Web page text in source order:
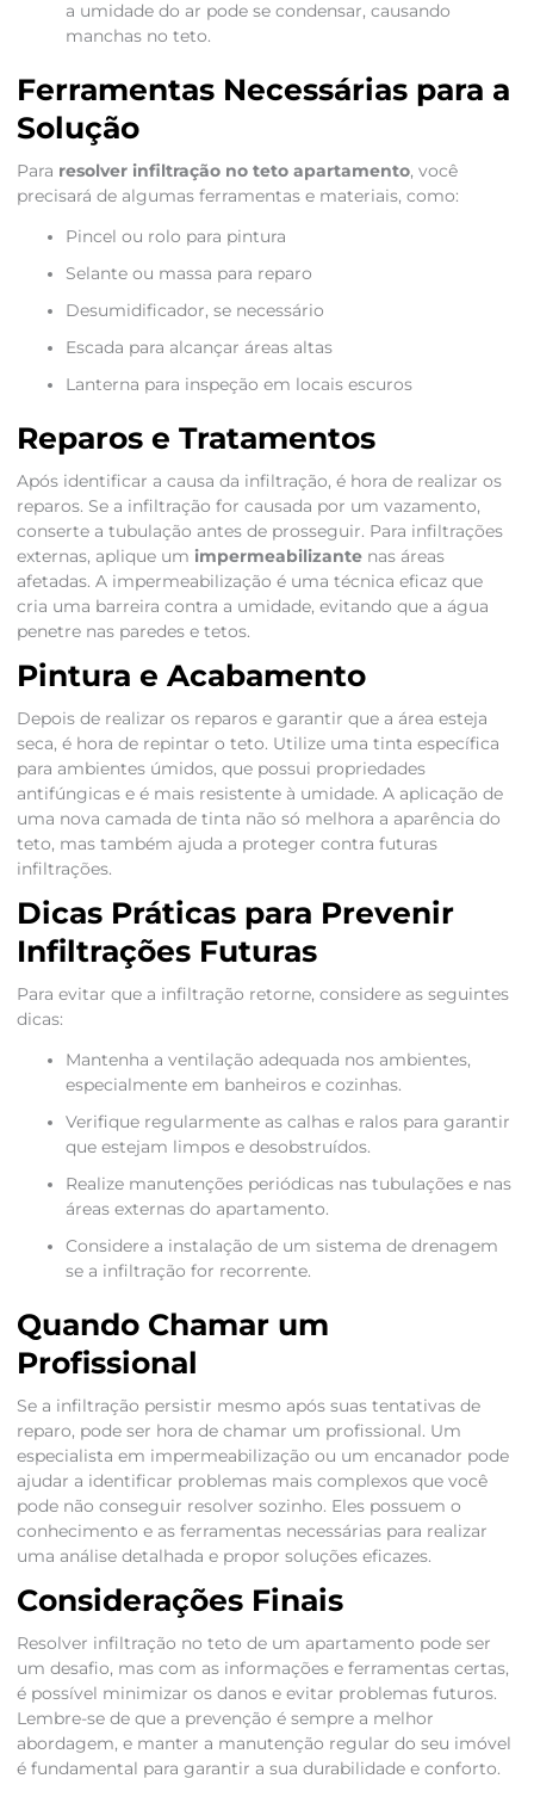
a umidade do ar pode se condensar, causando
manchas no teto.
Ferramentas Necessárias para a
Solução
Para resolver infiltração no teto apartamento, você
precisará de algumas ferramentas e materiais, como:
Pincel ou rolo para pintura
Selante ou massa para reparo
Desumidificador, se necessário
Escada para alcançar áreas altas
Lanterna para inspeção em locais escuros
Reparos e Tratamentos
Após identificar a causa da infiltração, é hora de realizar os
reparos. Se a infiltração for causada por um vazamento,
conserte a tubulação antes de prosseguir. Para infiltrações
externas, aplique um impermeabilizantenas áreas
afetadas. A impermeabilização é uma técnica eficaz que
cria uma barreira contra a umidade, evitando que a água
penetre nas paredes e tetos.
Pintura e Acabamento
Depois de realizar os reparos e garantir que a área esteja
seca, é hora de repintar o teto. Utilize uma tinta específica
para ambientes úmidos, que possui propriedades
antifúngicas e é mais resistente à umidade. A aplicação de
uma nova camada de tinta não só melhora a aparência do
teto, mas também ajuda a proteger contra futuras
infiltrações.
Dicas Práticas para Prevenir
Infiltrações Futuras
Para evitar que a infiltração retorne, considere as seguintes
dicas:
Mantenha a ventilação adequada nos ambientes,
especialmente em banheiros e cozinhas.
Verifique regularmente as calhas e ralos para garantir
que estejam limpos e desobstruídos.
Realize manutenções periódicas nas tubulações e nas
áreas externas do apartamento.
Considere a instalação de um sistema de drenagem
se a infiltração for recorrente.
Quando Chamar um
Profissional
Se a infiltração persistir mesmo após suas tentativas de
reparo, pode ser hora de chamar um profissional. Um
especialista em impermeabilização ou um encanador pode
ajudar a identificar problemas mais complexos que você
pode não conseguir resolver sozinho. Eles possuem o
conhecimento e as ferramentas necessárias para realizar
uma análise detalhada e propor soluções eficazes.
Considerações Finais
Resolver infiltração no teto de um apartamento pode ser
um desafio, mas com as informações e ferramentas certas,
é possível minimizar os danos e evitar problemas futuros.
Lembre-se de que a prevenção é sempre a melhor
abordagem, e manter a manutenção regular do seu imóvel
é fundamental para garantir a sua durabilidade e conforto.